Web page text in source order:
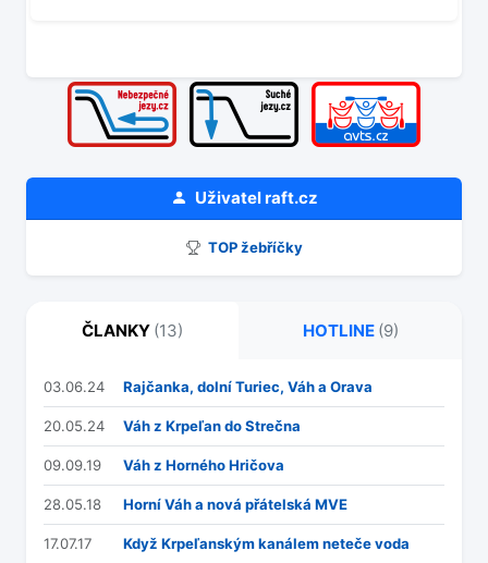
Uživatelraft.cz
TOP žebříčky
ČLANKY (13) HOTLINE (9)
03.06.24 Rajčanka, dolní Turiec, Váh a Orava
20.05.24 Váh z Krpeľan do Strečna
09.09.19 Váh z Horného Hričova
28.05.18 Horní Váh a nová přátelská MVE
17.07.17 Když Krpeľanským kanálem neteče voda